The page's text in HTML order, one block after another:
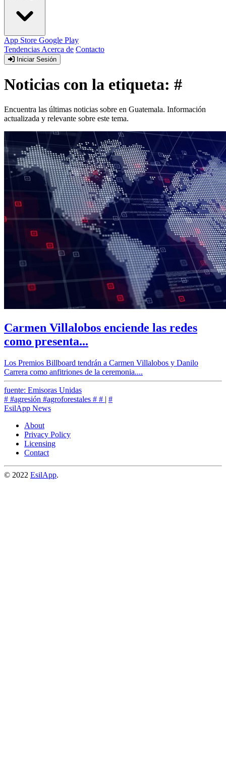
App Store Google Play
Tendencias Acerca de Contacto
Iniciar Sesión
Noticias con la etiqueta: #
Encuentra las últimas noticias sobre en Guatemala. Información
actualizada y relevante sobre este tema.
Carmen Villalobos enciende las redes
como presenta...
Los Premios Billboard tendrán a Carmen Villalobos y Danilo
Carrera como anfitriones de la ceremonia....
fuente: Emisoras Unidas
# #agresión #agroforestales # # | #
EsilApp News
About
Privacy Policy
Licensing
Contact
© 2022 EsilApp.